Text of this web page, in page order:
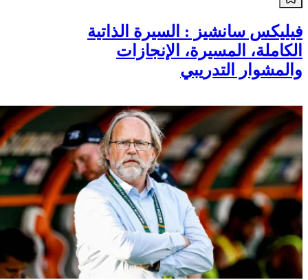
فيليكس سانشيز : السيرة الذاتية
الكاملة، المسيرة، الإنجازات
والمشوار التدريبي